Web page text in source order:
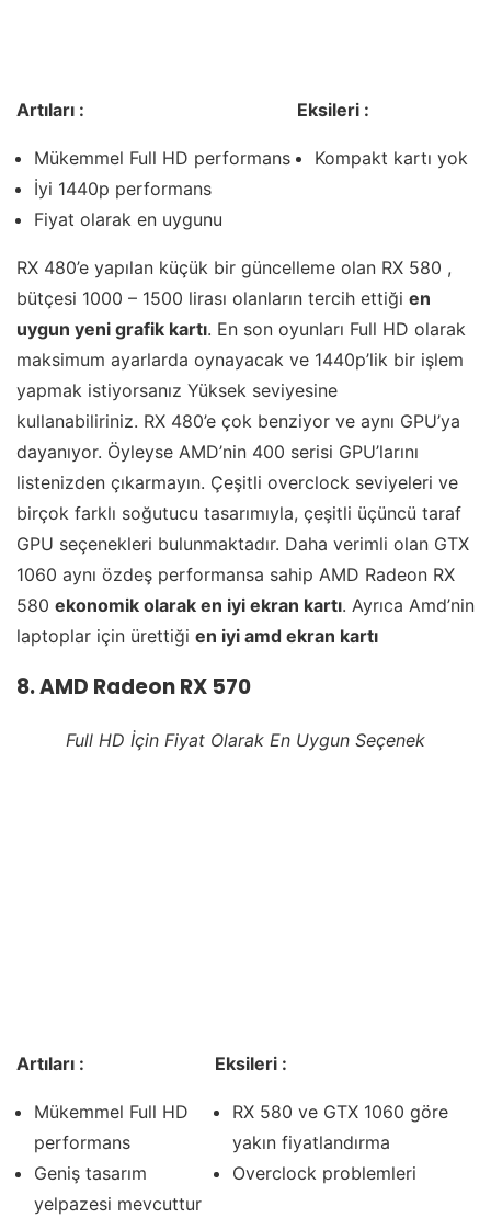
Artıları :
Mükemmel Full HD performans
İyi 1440p performans
Fiyat olarak en uygunu
Eksileri :
Kompakt kartı yok
RX 480’e yapılan küçük bir güncelleme olan RX 580 ,
bütçesi 1000 – 1500 lirası olanların tercih ettiği en
uygun yeni grafik kartı. En son oyunları Full HD olarak
maksimum ayarlarda oynayacak ve 1440p’lik bir işlem
yapmak istiyorsanız Yüksek seviyesine
kullanabiliriniz. RX 480’e çok benziyor ve aynı GPU’ya
dayanıyor. Öyleyse AMD’nin 400 serisi GPU’larını
listenizden çıkarmayın. Çeşitli overclock seviyeleri ve
birçok farklı soğutucu tasarımıyla, çeşitli üçüncü taraf
GPU seçenekleri bulunmaktadır. Daha verimli olan GTX
1060 aynı özdeş performansa sahip AMD Radeon RX
580 ekonomik olarak en iyi ekran kartı. Ayrıca Amd’nin
laptoplar için ürettiği en iyi amd ekran kartı
8. AMD Radeon RX 570
Full HD İçin Fiyat Olarak En Uygun Seçenek
Artıları :
Mükemmel Full HD
performans
Geniş tasarım
yelpazesi mevcuttur
Eksileri :
RX 580 ve GTX 1060 göre
yakın fiyatlandırma
Overclock problemleri